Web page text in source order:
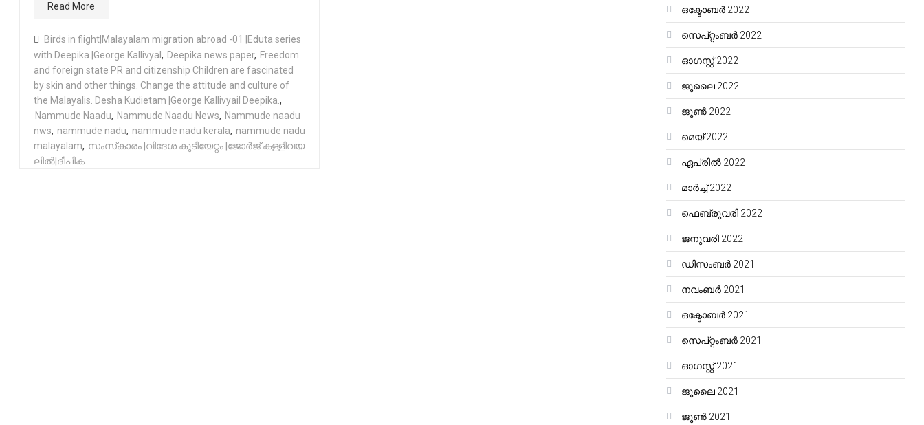
Read More
Birds in flight|Malayalam migration abroad -01 |Eduta series
with Deepika.|George Kallivyal , Deepika news paper, Freedom
and foreign state PR and citizenship Children are fascinated
by skin and other things. Change the attitude and culture of
the Malayalis. Desha Kudietam |George Kallivyail Deepika. ,
Nammude Naadu, Nammude Naadu News, Nammude naadu
nws, nammude nadu, nammude nadu kerala, nammude nadu
malayalam, സം​സ്‌​കാ​രം |വി​​​ദേ​​​ശ കു​​​ടി​​​യേ​​​റ്റം |ജോ​​​ർ​​​ജ് ക​​​ള്ളി​​​വ​​​യ​​​
ലി​​​ൽ|ദീപിക.
ഒക്ടോബർ 2022
സെപ്റ്റംബർ 2022
ഓഗസ്റ്റ്‌ 2022
ജൂലൈ 2022
ജൂൺ 2022
മെയ്‌ 2022
ഏപ്രിൽ 2022
മാർച്ച്‌ 2022
ഫെബ്രുവരി 2022
ജനുവരി 2022
ഡിസംബർ 2021
നവംബർ 2021
ഒക്ടോബർ 2021
സെപ്റ്റംബർ 2021
ഓഗസ്റ്റ്‌ 2021
ജൂലൈ 2021
ജൂൺ 2021